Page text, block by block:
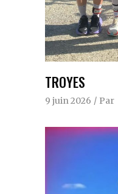
TROYES
9 juin 2026 Par